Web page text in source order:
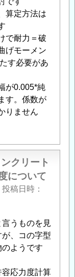
算定方法は
で耐力＝破
げモーメン
す必要があ
が0.005*純
す。係数が
りません
クリート
について
投稿日時
うものを見
、コの字型
ようです
応力度計算